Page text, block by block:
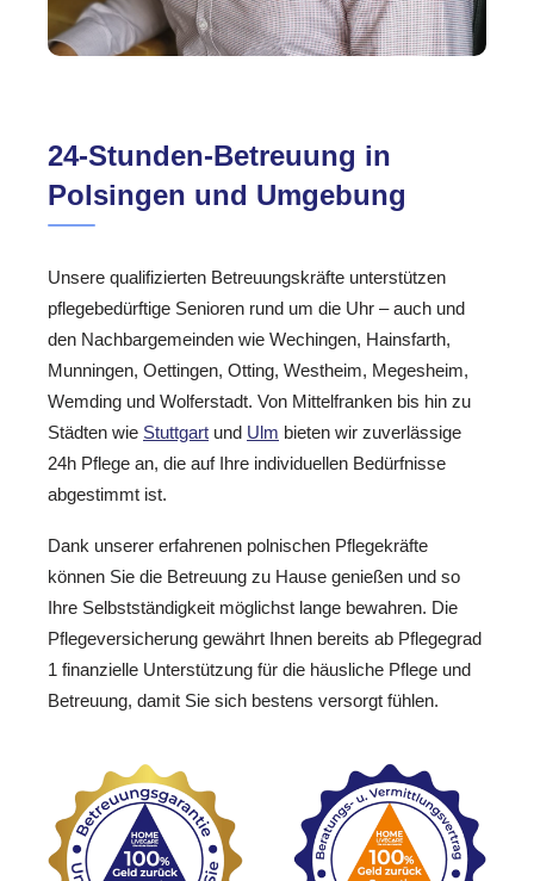
24-Stunden-Betreuung in
Polsingen und Umgebung
Unsere qualifizierten Betreuungskräfte unterstützen
pflegebedürftige Senioren rund um die Uhr – auch und
den Nachbargemeinden wie Wechingen, Hainsfarth,
Munningen, Oettingen, Otting, Westheim, Megesheim,
Wemding und Wolferstadt. Von Mittelfranken bis hin zu
Städten wie Stuttgart und Ulm bieten wir zuverlässige
24h Pflege an, die auf Ihre individuellen Bedürfnisse
abgestimmt ist.
Dank unserer erfahrenen polnischen Pflegekräfte
können Sie die Betreuung zu Hause genießen und so
Ihre Selbstständigkeit möglichst lange bewahren. Die
Pflegeversicherung gewährt Ihnen bereits ab Pflegegrad
1 finanzielle Unterstützung für die häusliche Pflege und
Betreuung, damit Sie sich bestens versorgt fühlen.